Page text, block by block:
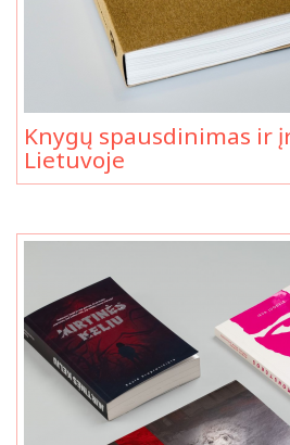
Knygų spausdinimas ir
Lietuvoje